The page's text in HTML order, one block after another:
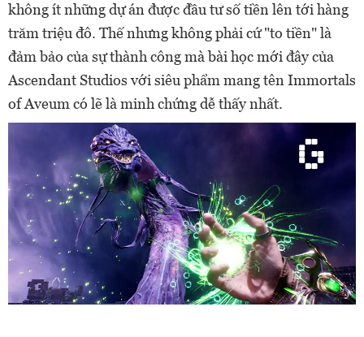
không ít những dự án được đầu tư số tiền lên tới hàng
trăm triệu đô. Thế nhưng không phải cứ "to tiền" là
đảm bảo của sự thành công mà bài học mới đây của
Ascendant Studios với siêu phẩm mang tên Immortals
of Aveum có lẽ là minh chứng dễ thấy nhất.